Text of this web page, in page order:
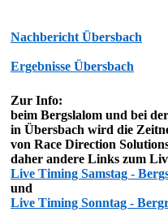
Nachbericht Übersbach
Ergebnisse Übersbach
Zur Info:
beim Bergslalom und bei
in Übersbach wird die
von Race Direction
daher andere Links zum
Live Timing Samstag -
und
Live Timing Sonntag -